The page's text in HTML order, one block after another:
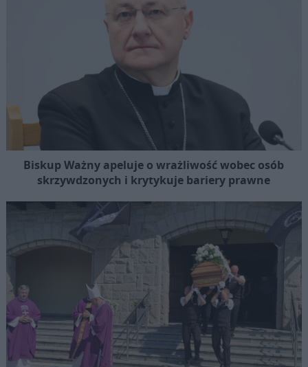
Biskup Ważny apeluje o wrażliwość wobec osób
skrzywdzonych i krytykuje bariery prawne